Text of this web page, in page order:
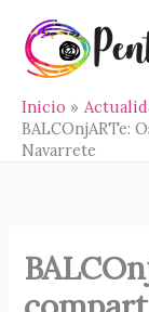
contenido
Inicio
BALCOnjARTe:
Navarrete